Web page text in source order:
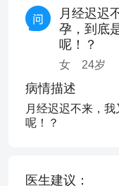
月经迟迟
孕，到底
呢！？
女 24岁
病情描述
月经迟迟不来，
呢！？
医生建议：